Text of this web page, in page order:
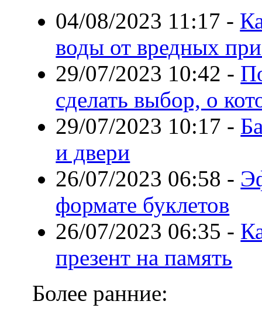
04/08/2023 11:17 -
воды от вредных
29/07/2023 10:42 -
сделать выбор, о
29/07/2023 10:17 -
и двери
26/07/2023 06:58 -
формате буклетов
26/07/2023 06:35 -
презент на память
Более ранние: